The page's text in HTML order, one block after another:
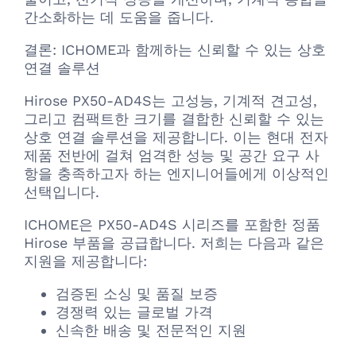
간소화하는 데 도움을 줍니다.
결론: ICHOME과 함께하는 신뢰할 수 있는 상호
연결 솔루션
Hirose PX50-AD4S는 고성능, 기계적 견고성,
그리고 컴팩트한 크기를 결합한 신뢰할 수 있는
상호 연결 솔루션을 제공합니다. 이는 현대 전자
제품 전반에 걸쳐 엄격한 성능 및 공간 요구 사
항을 충족하고자 하는 엔지니어들에게 이상적인
선택입니다.
ICHOME은 PX50-AD4S 시리즈를 포함한 정품
Hirose 부품을 공급합니다. 저희는 다음과 같은
지원을 제공합니다:
검증된 소싱 및 품질 보증
경쟁력 있는 글로벌 가격
신속한 배송 및 전문적인 지원